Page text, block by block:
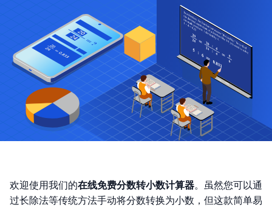
欢迎使用我们的在线免费分数转小数计算器。虽然您可以通
过长除法等传统方法手动将分数转换为小数，但这款简单易